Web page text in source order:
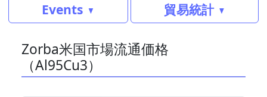
Events
貿易統計
Zorba米国市場流通価格
（Al95Cu3）